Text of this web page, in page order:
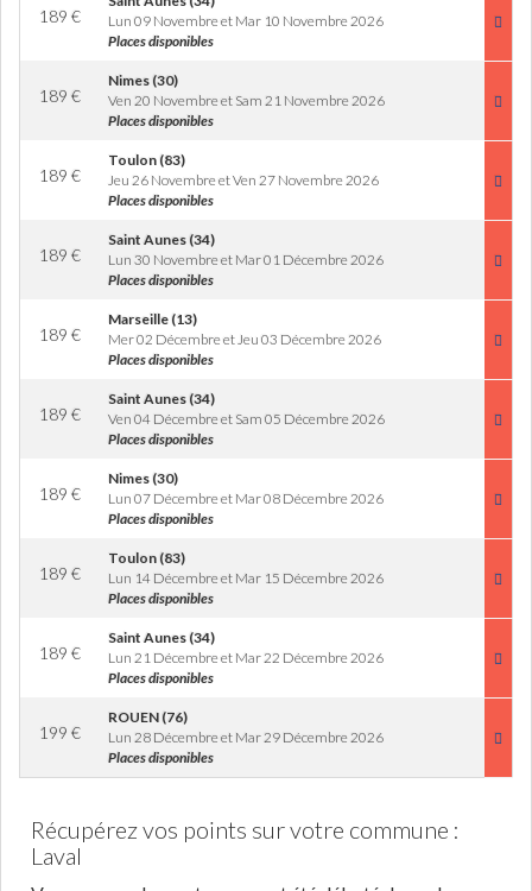
189 €
Lun 09 Novembre et Mar 10 Novembre 2026
Places disponibles
189 €
Nimes (30)
Ven 20 Novembre et Sam 21 Novembre 2026
Places disponibles
189 €
Toulon (83)
Jeu 26 Novembre et Ven 27 Novembre 2026
Places disponibles
189 €
Saint Aunes (34)
Lun 30 Novembre et Mar 01 Décembre 2026
Places disponibles
189 €
Marseille (13)
Mer 02 Décembre et Jeu 03 Décembre 2026
Places disponibles
189 €
Saint Aunes (34)
Ven 04 Décembre et Sam 05 Décembre 2026
Places disponibles
189 €
Nimes (30)
Lun 07 Décembre et Mar 08 Décembre 2026
Places disponibles
189 €
Toulon (83)
Lun 14 Décembre et Mar 15 Décembre 2026
Places disponibles
189 €
Saint Aunes (34)
Lun 21 Décembre et Mar 22 Décembre 2026
Places disponibles
199 €
ROUEN (76)
Lun 28 Décembre et Mar 29 Décembre 2026
Places disponibles
Récupérez vos points sur votre commune :
Laval